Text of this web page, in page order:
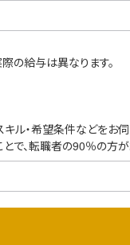
の給与は異なります。
ル・希望条件などをお伺
で、転職者の90％の方が